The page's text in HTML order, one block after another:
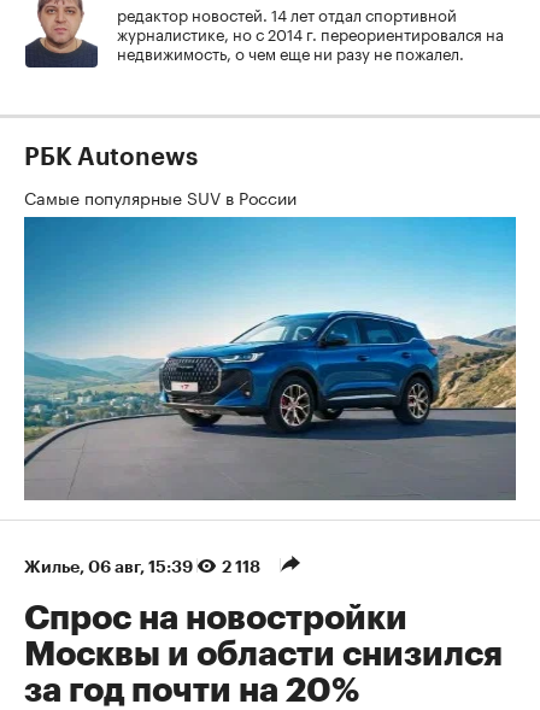
редактор новостей. 14 лет отдал спортивной
журналистике, но с 2014 г. переориентировался на
недвижимость, о чем еще ни разу не пожалел.
РБК Autonews
Самые популярные SUV в России
Жилье⁠, 06 авг, 15:39 2 118
Спрос на новостройки
Москвы и области снизился
за год почти на 20%